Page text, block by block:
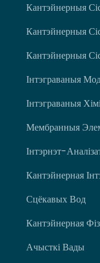
Кантэйнерныя
Кантэйнерныя
Кантэйнерныя
Інтэграваныя
Інтэграваныя
Мембранныя
Інтэрнэт-
Кантэйнерная
Сцёкавых Вод
Кантэйнерная
Ачысткі Вады